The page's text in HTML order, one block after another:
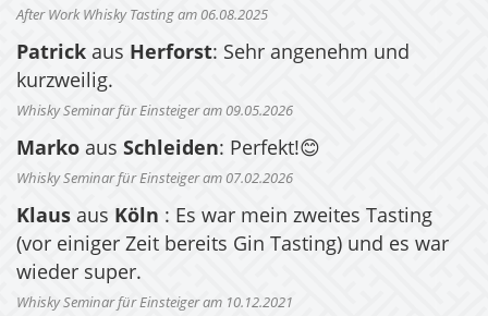
After Work Whisky Tasting am 06.08.2025
Patrick aus Herforst: Sehr angenehm und
kurzweilig.
Whisky Seminar für Einsteiger am 09.05.2026
Marko aus Schleiden: Perfekt!😊
Whisky Seminar für Einsteiger am 07.02.2026
Klaus aus Köln : Es war mein zweites Tasting
(vor einiger Zeit bereits Gin Tasting) und es war
wieder super.
Whisky Seminar für Einsteiger am 10.12.2021